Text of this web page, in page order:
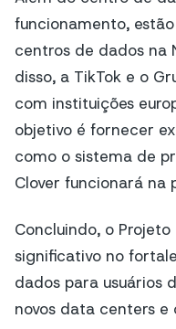
funcionamento,
centros de dados na
disso, a TikTok e o
com instituições
objetivo é fornecer
como o sistema de
Clover funcionará na
Concluindo, o
significativo no
dados para usuários
novos data centers